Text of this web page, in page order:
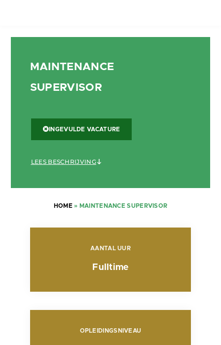
MAINTENANCE
SUPERVISOR
INGEVULDE VACATURE
LEES BESCHRIJVING
HOME» MAINTENANCE SUPERVISOR
AANTAL UUR
Fulltime
OPLEIDINGSNIVEAU